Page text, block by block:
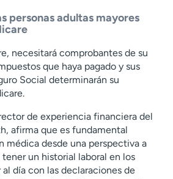
personas adultas mayores
necesitará comprobantes de su
que haya pagado y sus
Social determinarán su
de experiencia financiera del
afirma que es fundamental
médica desde una perspectiva a
un historial laboral en los
al día con las declaraciones de